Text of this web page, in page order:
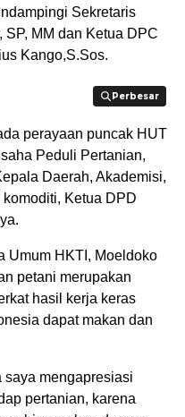
Sekretaris
SP, MM dan Ketua DPC
Kango,S.Sos.
Perbesar
Perbesar
perayaan puncak HUT
Peduli Pertanian,
Daerah, Akademisi,
Ketua DPD
Umum HKTI, Moeldoko
petani merupakan
hasil kerja keras
dapat makan dan
saya mengapresiasi
pertanian, karena